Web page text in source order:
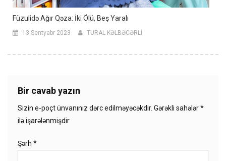
Füzulidə Ağır Qəza: İki Ölü, Beş Yaralı
13 Sentyabr 2023 TURAL KƏLBƏCƏRLİ
Bir cavab yazın
Sizin e-poçt ünvanınız dərc edilməyəcəkdir. Gərəkli sahələr*
ilə işarələnmişdir
Şərh *